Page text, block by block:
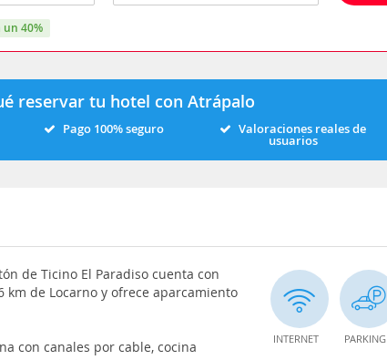
un 40%
reservar tu hotel con Atrápalo
Pago 100% seguro Valoraciones reales de
usuarios
de Ticino El Paradiso cuenta con
km de Locarno y ofrece aparcamiento
con canales por cable, cocina
INTERNET PARKING